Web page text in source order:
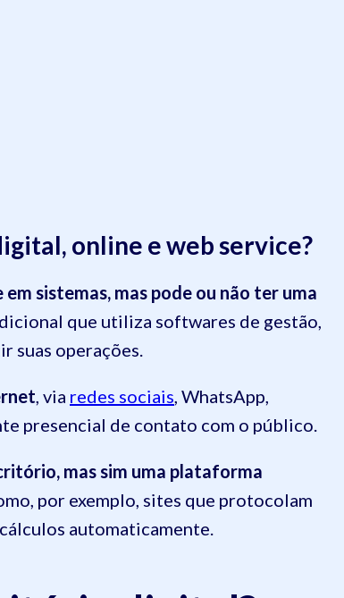
online e web service?
sistemas, mas pode ou não ter uma
que utiliza softwares de gestão,
suas operações.
, via redes sociais , WhatsApp,
presencial de contato com o público.
mas sim uma plataforma
por exemplo, sites que protocolam
automaticamente.